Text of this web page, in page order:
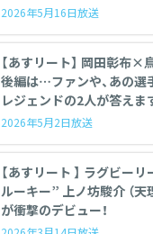
2026年5月16日放送
【あすリート】 岡田彰布×
後編は…ファンや、あの選
レジェンドの2人が答えま
2026年5月2日放送
【あすリート 】 ラグビーリーグワン “怪物
ルーキー” 上ノ坊駿介 （天
が衝撃のデビュー！